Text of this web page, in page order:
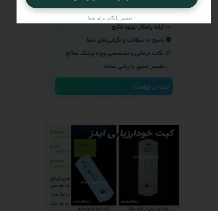
💊در نظر گرفتن سن، جنسیت، علائم وتداخلات
دارویی
🥗ارائه راهکار بهبود نتایج
🛡️ پاسخ به سؤالات و نگرانی‌های شما
🔎 نکات درمانی و تشخیصی ویژه پزشک معالج
تفسیر عمیق با زبانی ساده
ثبت درخواست
۱ تفسیر رایگان برای شما